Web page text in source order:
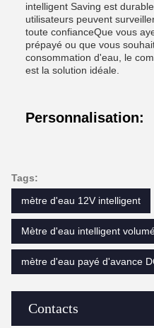
Contacts
intelligent Saving est
utilisateurs peuvent
toute confianceQue vous
prépayé ou que vous
consommation d'eau, le
est la solution idéale.
Personnalisation:
Tags:
mètre d'eau 12V intelligent
Mètre d'eau intelligent
mètre d'eau payé d'avance